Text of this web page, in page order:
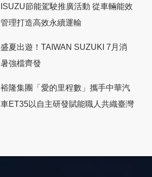
ISUZU節能駕駛推廣活動 從車輛能效
管理打造高效永續運輸
盛夏出遊！TAIWAN SUZUKI 7月消
暑強檔齊發
裕隆集團「愛的里程數」攜手中華汽
車ET35以自主研發賦能職人共織臺灣